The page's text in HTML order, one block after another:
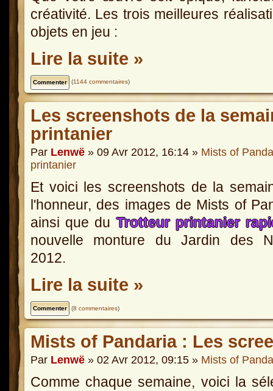
créativité. Les trois meilleures
objets en jeu :
Lire la suite »
(1144 commentaires)
Les screenshots de la
printanier
Par Lenwë » 09 Avr 2012, 16:14 » Mists of
printanier
Et voici les screenshots de la
l'honneur, des images de Mists of
ainsi que duTrotteur printanier
nouvelle monture du Jardin des
2012.
Lire la suite »
(8 commentaires)
Mists of Pandaria : Les
Par Lenwë » 02 Avr 2012, 09:15 » Mists of
Comme chaque semaine, voici la